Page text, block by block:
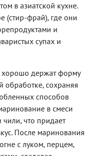
в азиатской кухне.
(стир-фрай), где они
и
супах и
хорошо держат форму
обработке, сохраняя
способов
в смеси
чили, что придает
После маринования
с луком, перцем,